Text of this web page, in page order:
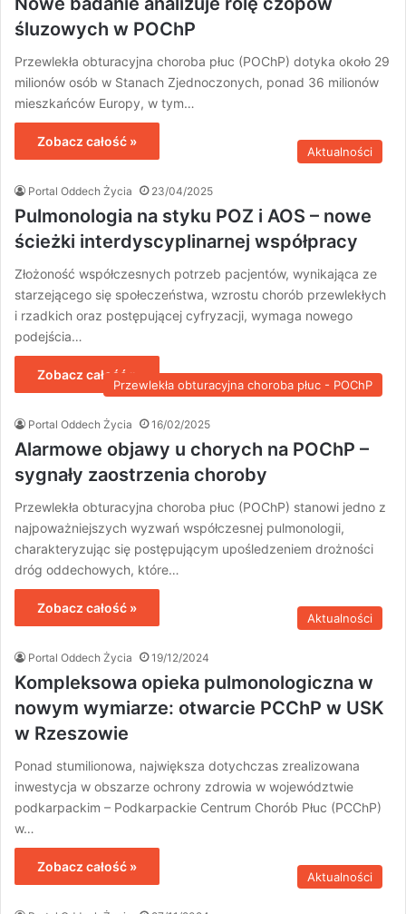
śluzowych w POChP
Przewlekła obturacyjna choroba płuc (POChP) dotyka około 29
milionów osób w Stanach Zjednoczonych, ponad 36 milionów
mieszkańców Europy, w tym…
Zobacz całość »
Aktualności
Portal Oddech Życia 23/04/2025
Pulmonologia na styku POZ i AOS – nowe
ścieżki interdyscyplinarnej współpracy
Złożoność współczesnych potrzeb pacjentów, wynikająca ze
starzejącego się społeczeństwa, wzrostu chorób przewlekłych
i rzadkich oraz postępującej cyfryzacji, wymaga nowego
podejścia…
Zobacz całość »
Przewlekła obturacyjna choroba płuc - POChP
Portal Oddech Życia 16/02/2025
Alarmowe objawy u chorych na POChP –
sygnały zaostrzenia choroby
Przewlekła obturacyjna choroba płuc (POChP) stanowi jedno z
najpoważniejszych wyzwań współczesnej pulmonologii,
charakteryzując się postępującym upośledzeniem drożności
dróg oddechowych, które…
Zobacz całość »
Aktualności
Portal Oddech Życia 19/12/2024
Kompleksowa opieka pulmonologiczna w
nowym wymiarze: otwarcie PCChP w USK
w Rzeszowie
Ponad stumilionowa, największa dotychczas zrealizowana
inwestycja w obszarze ochrony zdrowia w województwie
podkarpackim – Podkarpackie Centrum Chorób Płuc (PCChP)
w…
Zobacz całość »
Aktualności